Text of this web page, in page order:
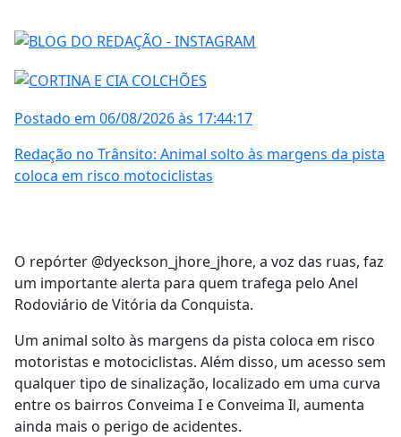
Postado em 06/08/2026 às 17:44:17
Redação no Trânsito: Animal solto às margens da pista
coloca em risco motociclistas
O repórter @dyeckson_jhore_jhore, a voz das ruas, faz
um importante alerta para quem trafega pelo Anel
Rodoviário de Vitória da Conquista.
Um animal solto às margens da pista coloca em risco
motoristas e motociclistas. Além disso, um acesso sem
qualquer tipo de sinalização, localizado em uma curva
entre os bairros Conveima I e Conveima Il, aumenta
ainda mais o perigo de acidentes.